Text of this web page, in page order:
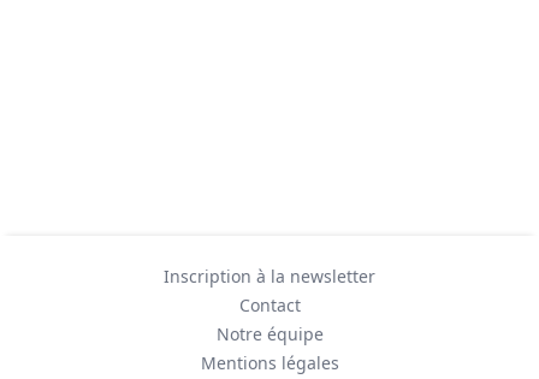
Inscription à la newsletter
Contact
Notre équipe
Mentions légales